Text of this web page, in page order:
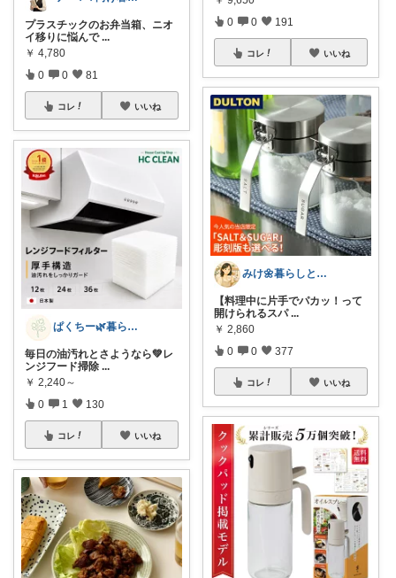
プラスチックのお弁当箱、ニオ
イ移りに悩んで ...
￥ 4,780
0 0 81
コレ いいね
ぱくちー🌿暮らしを整える。
毎日の油汚れとさようなら💚レ
ンジフード掃除 ...
￥ 2,240～
0 1 130
コレ いいね
0 0 191
コレ いいね
みけ🌼暮らしとキッチン
【料理中に片手でパカッ！って
開けられるスパ ...
￥ 2,860
0 0 377
コレ いいね